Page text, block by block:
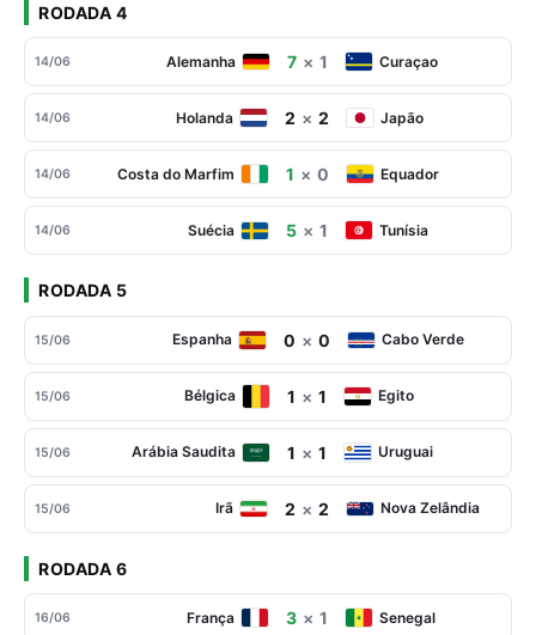
RODADA 4
14/06 Alemanha 7 × 1 Curaçao
14/06 Holanda 2 × 2 Japão
14/06 Costa do Marfim 1 × 0 Equador
14/06 Suécia 5 × 1 Tunísia
RODADA 5
15/06 Espanha 0 × 0 Cabo Verde
15/06 Bélgica 1 × 1 Egito
15/06 Arábia Saudita 1 × 1 Uruguai
15/06 Irã 2 × 2 Nova Zelândia
RODADA 6
16/06 França 3 × 1 Senegal